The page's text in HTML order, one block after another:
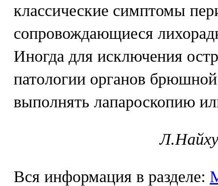
классические симптомы
сопровождающиеся
Иногда для исключения
патологии органов
выполнять лапароскопию
Вся информация в разделе: